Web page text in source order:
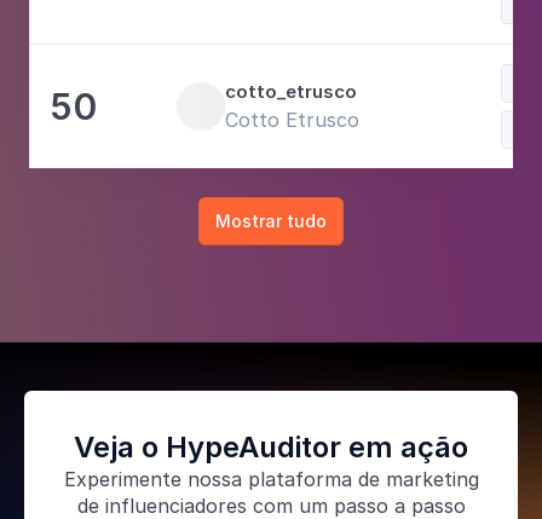
50 cotto_etrusco
Cotto Etrusco
Mostrar tudo
Veja o HypeAuditor em ação
Experimente nossa plataforma de marketing
de influenciadores com um passo a passo